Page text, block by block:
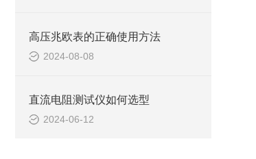
高压兆欧表的正确使用方法
2024-08-08
直流电阻测试仪如何选型
2024-06-12